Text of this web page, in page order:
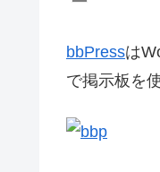
bbPressは
で掲示板を